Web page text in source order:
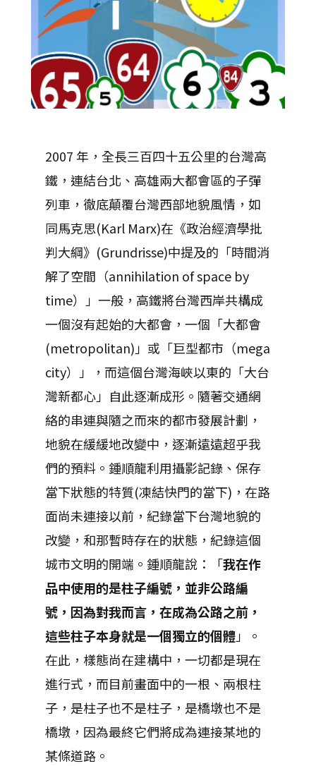
2007 年，全長三百四十五公里的台灣高
鐵，連結台北、高雄兩大都會區的子彈
列車，徹底顛覆台灣西部地貌風情，如
同馬克思(Karl Marx)在《政治經濟學批
判大綱》(Grundrisse)中提及的「時間消
解了空間（annihilation of space by
time）」一般，高鐵將台灣西岸共構成
一個沒有起始的大都會，一個「大都會
(metropolitan)」或「巨型都市（mega
city）」，而這個台灣海峽以東的「大台
灣新都心」自此逐漸成形。隨著交通網
絡的串連與隨之而來的都市發展計劃，
地貌在緩緩地改變中，逐漸遠遠超乎我
們的預料。鍾順龍利用攝影記錄、保存
當下狀態的特質(凍結快門的當下)，在路
面尚未連接以前，紀錄當下台灣地貌的
改變，和那暫時存在的狀態，紀錄這個
城市文明的開端。鍾順龍說：「我在作
品中使用的是柱子編號，並非公路編
號，因為對我而言，在成為公路之前，
這些柱子本身就是一個獨立的個體」。
在此，樣態尚在建構中，一切都是現在
進行式，而目前畫面中的一根、兩根柱
子，是柱子也不是柱子，是橋墩也不是
橋墩，因為最終它們將成為連接某地的
某條道路。